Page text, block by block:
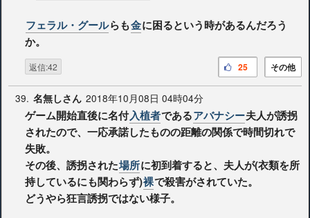
フェラル・グールらも金に困るという時があるんだろう
か。
返信:42 その他
25
39. 名無しさん 2018年10月08日 04時04分
ゲーム開始直後に名付入植者であるアバナシー夫人が誘拐
されたので、一応承諾したものの距離の関係で時間切れで
失敗。
その後、誘拐された場所に初到着すると、夫人が(衣類を所
持しているにも関わらず)裸で殺害がされていた。
どうやら狂言誘拐ではない様子。